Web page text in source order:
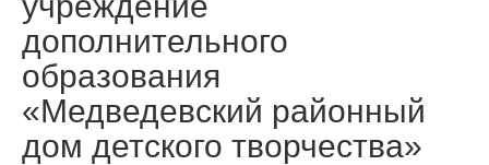
дополнительного
образования
«Медведевский районный
дом детского творчества»